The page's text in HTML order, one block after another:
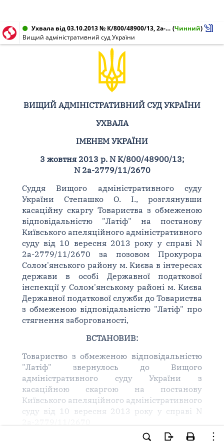
Ухвала від 03.10.2013 № К/800/48900/13, 2а-2779/11/2670 (Чинний)
Вищий адміністративний суд України
ВИЩИЙ АДМІНІСТРАТИВНИЙ СУД УКРАЇНИ
УХВАЛА
ІМЕНЕМ УКРАЇНИ
3 жовтня 2013 р. N К/800/48900/13;
N 2а-2779/11/2670
Суддя Вищого адміністративного суду
України Степашко О. І., розглянувши
касаційну скаргу Товариства з обмеженою
відповідальністю "Латіф" на постанову
Київського апеляційного адміністративного
суду від 10 вересня 2013 року у справі N
2а-2779/11/2670 за позовом Прокурора
Солом'янського району м. Києва в інтересах
держави в особі Державної податкової
інспекції у Солом'янському районі м. Києва
Державної податкової служби до Товариства
з обмеженою відповідальністю "Латіф" про
стягнення заборгованості,
ВСТАНОВИВ:
Товариство з обмеженою відповідальністю
"Латіф" звернулось до Вищого
адміністративного суду України з
касаційною скаргою на постанову
Київського апеляційного адміністративного
суду від 10 вересня 2013 року у справі N